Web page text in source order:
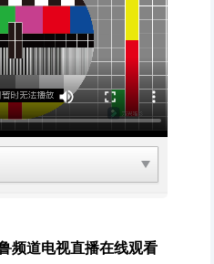
频道电视直播在线观看